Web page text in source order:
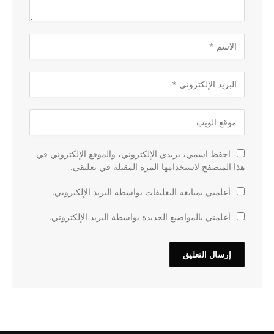
احفظ اسمي، بريدي الإلكتروني، والموقع الإلكتروني في
هذا المتصفح لاستخدامها المرة المقبلة في تعليقي.
أعلمني بمتابعة التعليقات بواسطة البريد الإلكتروني.
أعلمني بالمواضيع الجديدة بواسطة البريد الإلكتروني.